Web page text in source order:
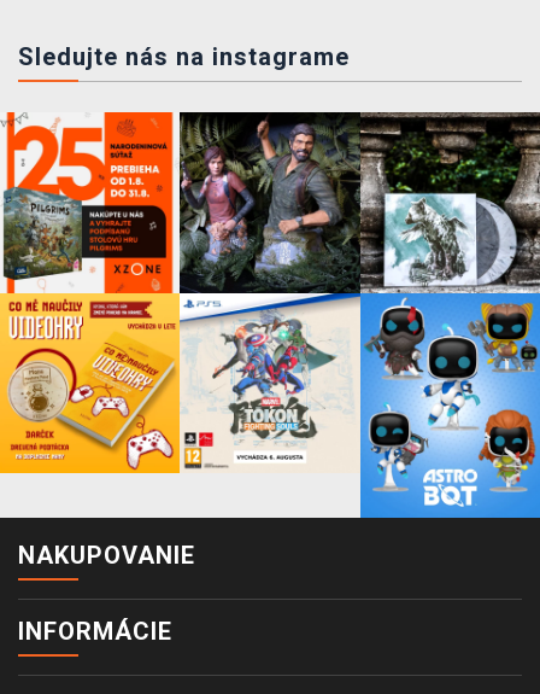
Sledujte nás na instagrame
NAKUPOVANIE
INFORMÁCIE